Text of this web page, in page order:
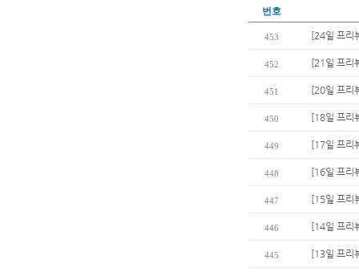
번호
453 [24일 프리
452 [21일 프리
451 [20일 프리
450 [18일 프리
449 [17일 프리
448 [16일 프리
447 [15일 프리
446 [14일 프리
445 [13일 프리